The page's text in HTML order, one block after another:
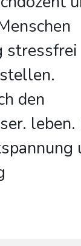
stressfrei
den
leben.